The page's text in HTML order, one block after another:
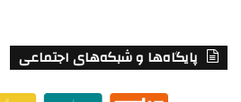
پایگاه‌ها و شبکه‌های اجتماعی